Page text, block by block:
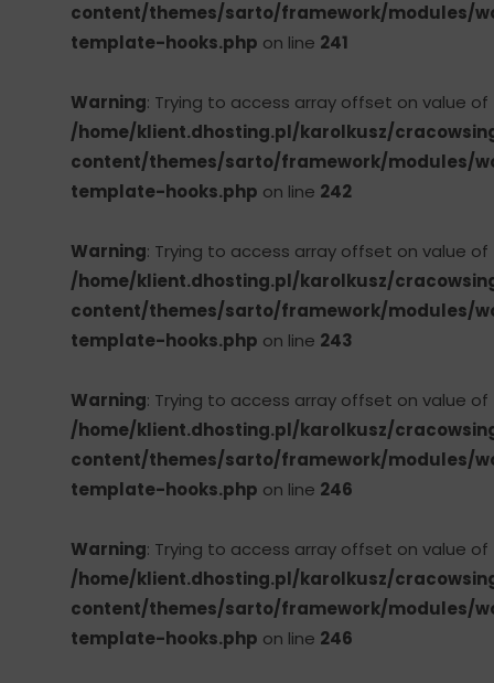
content/themes/sarto/framework/modules/
template-hooks.php on line 241
Warning: Trying to access array offset on value
/home/klient.dhosting.pl/karolkusz/
content/themes/sarto/framework/modules/
template-hooks.php on line 242
Warning: Trying to access array offset on value
/home/klient.dhosting.pl/karolkusz/
content/themes/sarto/framework/modules/
template-hooks.php on line 243
Warning: Trying to access array offset on value
/home/klient.dhosting.pl/karolkusz/
content/themes/sarto/framework/modules/
template-hooks.php on line 246
Warning: Trying to access array offset on value
/home/klient.dhosting.pl/karolkusz/
content/themes/sarto/framework/modules/
template-hooks.php on line 246